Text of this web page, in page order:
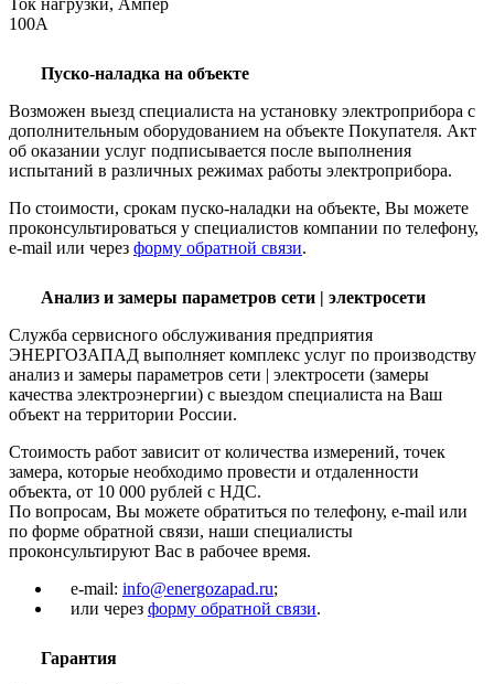
100А
Пуско-наладка на объекте
Возможен выезд специалиста на установку электроприбора с
дополнительным оборудованием на объекте Покупателя. Акт
об оказании услуг подписывается после выполнения
испытаний в различных режимах работы электроприбора.
По стоимости, срокам пуско-наладки на объекте, Вы можете
проконсультироваться у специалистов компании по телефону,
e-mail или через форму обратной связи.
Анализ и замеры параметров сети | электросети
Служба сервисного обслуживания предприятия
ЭНЕРГОЗАПАД выполняет комплекс услуг по производству
анализ и замеры параметров сети | электросети (замеры
качества электроэнергии) с выездом специалиста на Ваш
объект на территории России.
Стоимость работ зависит от количества измерений, точек
замера, которые необходимо провести и отдаленности
объекта, от 10 000 рублей с НДС.
По вопросам, Вы можете обратиться по телефону, e-mail или
по форме обратной связи, наши специалисты
проконсультируют Вас в рабочее время.
e-mail: info@energozapad.ru;
или через форму обратной связи.
Гарантия